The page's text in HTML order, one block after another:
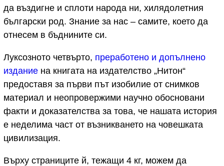
да въздигне и сплоти народа ни, хилядолетния
български род. Знание за нас – самите, което да
отнесем в бъднините си.
Луксозното четвърто, преработено и допълнено
издание на книгата на издателство „Нитон“
предоставя за първи път изобилие от снимков
материал и неопровержими научно обосновани
факти и доказателства за това, че нашата история
е неделима част от възникването на човешката
цивилизация.
Върху страниците й, тежащи 4 кг, можем да